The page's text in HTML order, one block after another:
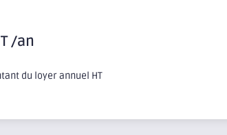
/an
du loyer annuel HT